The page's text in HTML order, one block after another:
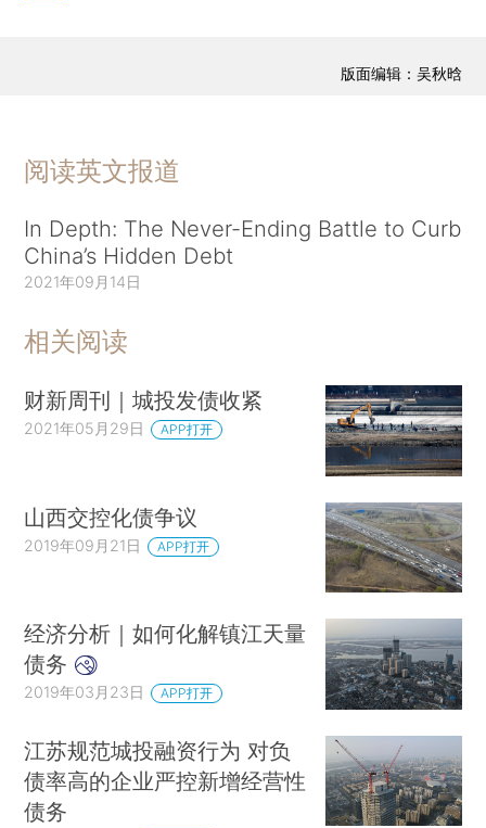
版面编辑：吴秋晗
阅读英文报道
In Depth: The Never-Ending Battle to Curb
China’s Hidden Debt
2021年09月14日
相关阅读
财新周刊｜城投发债收紧
2021年05月29日 APP打开
山西交控化债争议
2019年09月21日 APP打开
经济分析｜如何化解镇江天量
债务
2019年03月23日 APP打开
江苏规范城投融资行为 对负
债率高的企业严控新增经营性
债务